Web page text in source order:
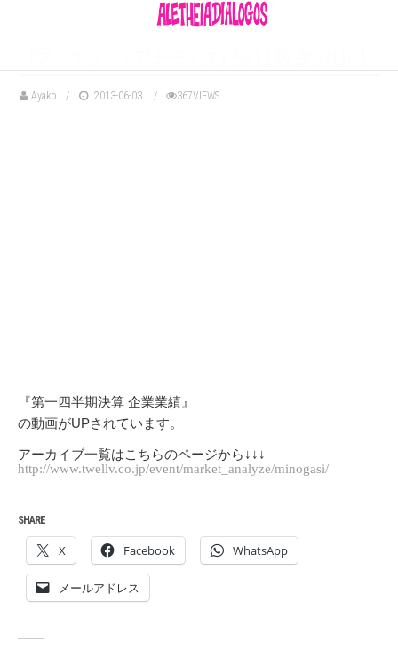
Ayako 2013-06-03 367VIEWS
『第一四半期決算 企業業績』
の動画がUPされています。
アーカイブ一覧はこちらのページから↓↓↓
http://www.twellv.co.jp/event/market_analyze/minogasi/
SHARE
X Facebook WhatsApp
メールアドレス